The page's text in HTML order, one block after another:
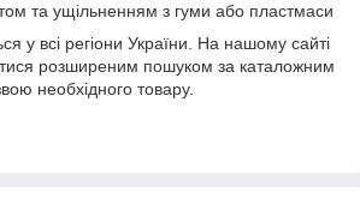
та ущільненням з гуми або пластмаси
у всі регіони України. На нашому сайті
розширеним пошуком за каталожним
необхідного товару.